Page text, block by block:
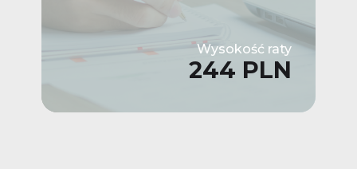
Wysokość raty
244 PLN